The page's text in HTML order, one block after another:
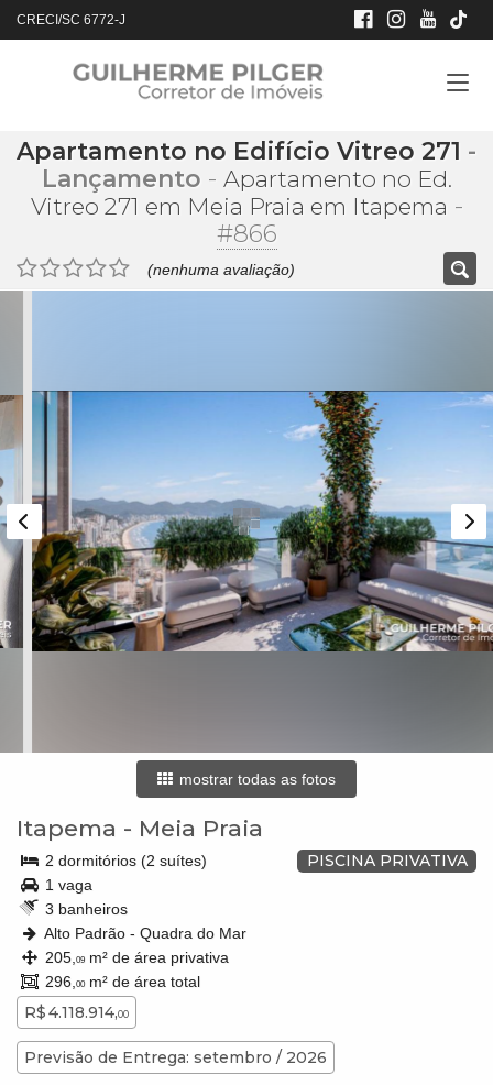
CRECI/SC 6772-J
Apartamento no Edifício Vitreo 271 -
Lançamento - Apartamento no Ed.
Vitreo 271 em Meia Praia em Itapema -
#866
(nenhuma avaliação)
mostrar todas as fotos
Itapema - Meia Praia
PISCINA PRIVATIVA
2 dormitórios (2 suítes)
1 vaga
3 banheiros
Alto Padrão - Quadra do Mar
205, 09 m² de área privativa
296, 00m² de área total
R$ 4.118.914,00
Previsão de Entrega: setembro / 2026